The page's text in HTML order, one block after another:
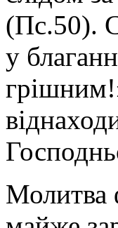
(Пс.50).
у
Молитва